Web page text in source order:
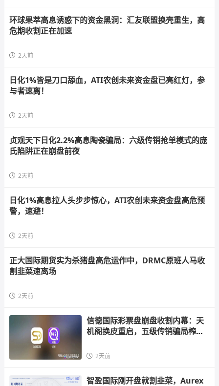
环球果萃高息诱惑下的资金黑洞：汇友联盟换壳重生，高
危期收割正在加速
2天前
日化1%皆是刀口舔血，ATI农创未来资金盘已亮红灯，参
与者速离！
2天前
贞观天下日化2.2%高息陶瓷骗局：六级传销抢单模式的庞
氏陷阱正在崩盘前夜
2天前
日化1%高息拉人头步步惊心，ATI农创未来资金盘高危预
警，速避！
2天前
正大国际期货实为杀猪盘高危运作中，DRMC原班人马收
割韭菜速离场
2天前
信德国际彩票盘崩盘收割内幕：天
机阁换皮重启，五级传销骗局榨干
2天前
智盈国际刚开盘就割韭菜，Aurex